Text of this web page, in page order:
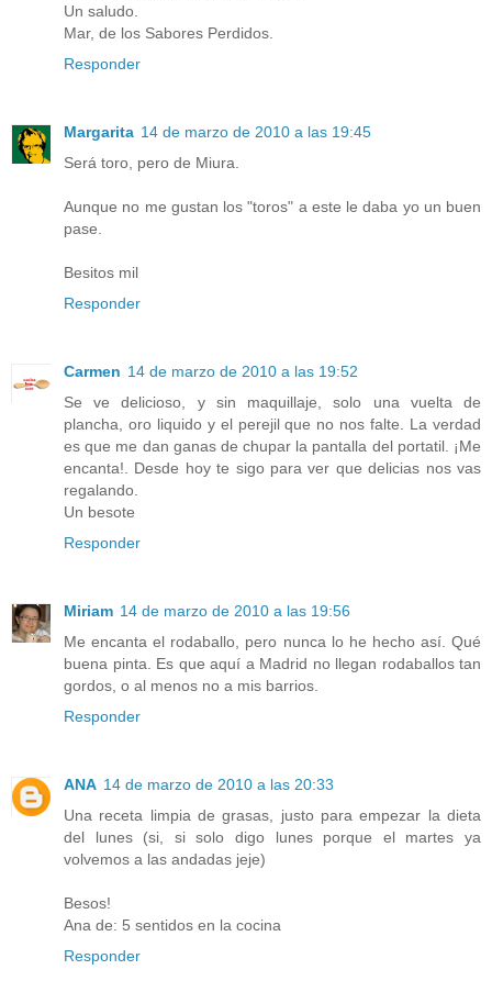
Un saludo.
Mar, de los Sabores Perdidos.
Responder
Margarita 14 de marzo de 2010 a las 19:45
Será toro, pero de Miura.
Aunque no me gustan los "toros" a este le daba yo un buen
pase.
Besitos mil
Responder
Carmen 14 de marzo de 2010 a las 19:52
Se ve delicioso, y sin maquillaje, solo una vuelta de
plancha, oro liquido y el perejil que no nos falte. La verdad
es que me dan ganas de chupar la pantalla del portatil. ¡Me
encanta!. Desde hoy te sigo para ver que delicias nos vas
regalando.
Un besote
Responder
Miriam 14 de marzo de 2010 a las 19:56
Me encanta el rodaballo, pero nunca lo he hecho así. Qué
buena pinta. Es que aquí a Madrid no llegan rodaballos tan
gordos, o al menos no a mis barrios.
Responder
ANA 14 de marzo de 2010 a las 20:33
Una receta limpia de grasas, justo para empezar la dieta
del lunes (si, si solo digo lunes porque el martes ya
volvemos a las andadas jeje)
Besos!
Ana de: 5 sentidos en la cocina
Responder